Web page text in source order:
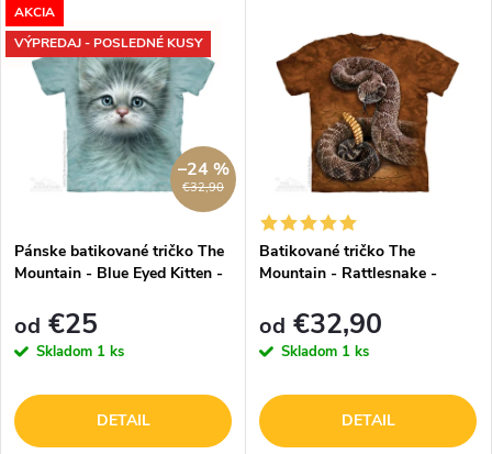
AKCIA
VÝPREDAJ - POSLEDNÉ KUSY
€32,90
–24 %
Pánske batikované tričko The
Mountain - Blue Eyed Kitten -
od €25
Skladom 1 ks
DETAIL
Batikované tričko The
Mountain - Rattlesnake -
od €32,90
Skladom 1 ks
DETAIL